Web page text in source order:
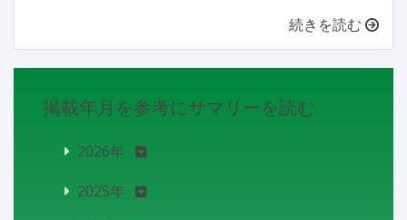
続きを読む
掲載年月を参考にサマリーを読む
2026年
2025年